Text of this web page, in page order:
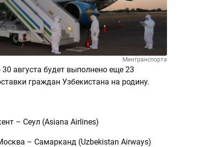
Минтранспорта
30 августа будет выполнено еще 23
граждан Узбекистана на родину.
– Сеул (Asiana Airlines)
– Самарканд (Uzbekistan Airways)